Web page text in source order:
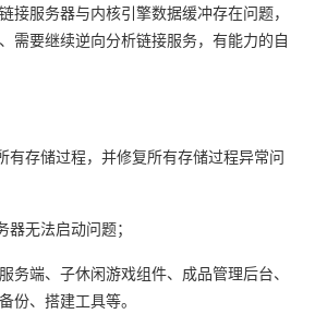
接服务器与内核引擎数据缓冲存在问题，
需要继续逆向分析链接服务，有能力的自
有存储过程，并修复所有存储过程异常问
无法启动问题；
务端、子休闲游戏组件、成品管理后台、
份、搭建工具等。